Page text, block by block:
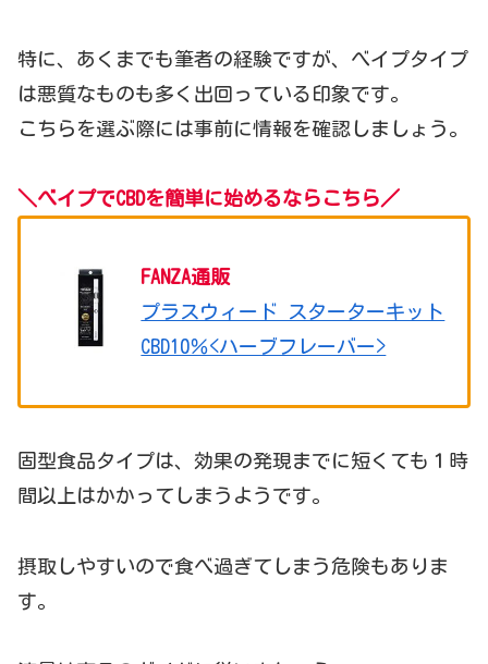
特に、あくまでも筆者の経験ですが、べイプタイプ
は悪質なものも多く出回っている印象です。
こちらを選ぶ際には事前に情報を確認しましょう。
＼べイプでCBDを簡単に始めるならこちら ／
FANZA通販
プラスウィード スターターキット
CBD10％<ハーブフレーバー>
固型食品タイプは、効果の発現までに短くても１時
間以上はかかってしまうようです。
摂取しやすいので食べ過ぎてしまう危険もありま
す。